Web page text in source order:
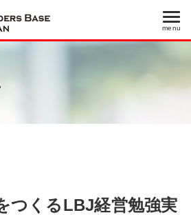
menu
menu
つくるLBJ経営勉強実